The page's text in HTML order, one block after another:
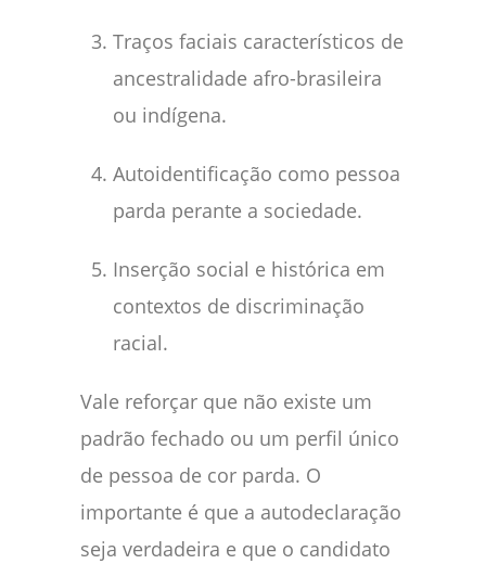
Traços faciais característicos de
ancestralidade afro-brasileira
ou indígena.
Autoidentificação como pessoa
parda perante a sociedade.
Inserção social e histórica em
contextos de discriminação
racial.
Vale reforçar que não existe um
padrão fechado ou um perfil único
de pessoa de cor parda. O
importante é que a autodeclaração
seja verdadeira e que o candidato